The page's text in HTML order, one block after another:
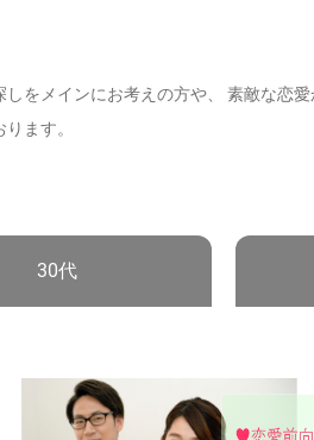
をメインにお考えの方や、 素敵な恋
ます。
30代